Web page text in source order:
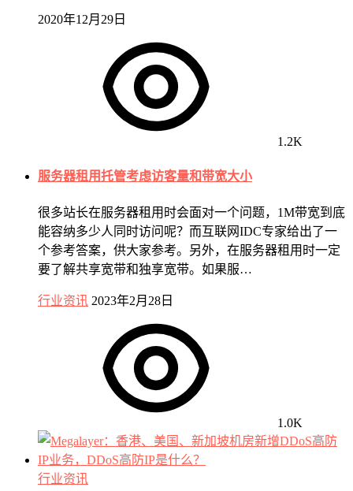
2020年12月29日
1.2K
服务器租用托管考虑访客量和带宽大小
很多站长在服务器租用时会面对一个问题，1M带宽到底
能容纳多少人同时访问呢？而互联网IDC专家给出了一
个参考答案，供大家参考。另外，在服务器租用时一定
要了解共享宽带和独享宽带。如果服…
行业资讯 2023年2月28日
1.0K
行业资讯